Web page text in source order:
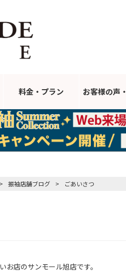
料金・プラン お客様の声・
> 振袖店舗ブログ > ごあいさつ
お店のサンモール旭店です。